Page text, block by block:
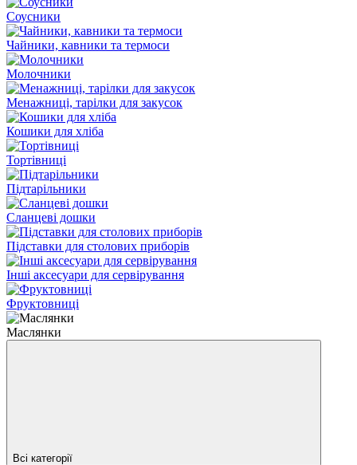
Соусники
Чайники, кавники та термоси
Молочники
Менажниці, тарілки для закусок
Кошики для хліба
Тортівниці
Підтарільники
Сланцеві дошки
Підставки для столових приборів
Інші аксесуари для сервірування
Фруктовниці
Маслянки
Всі категорії